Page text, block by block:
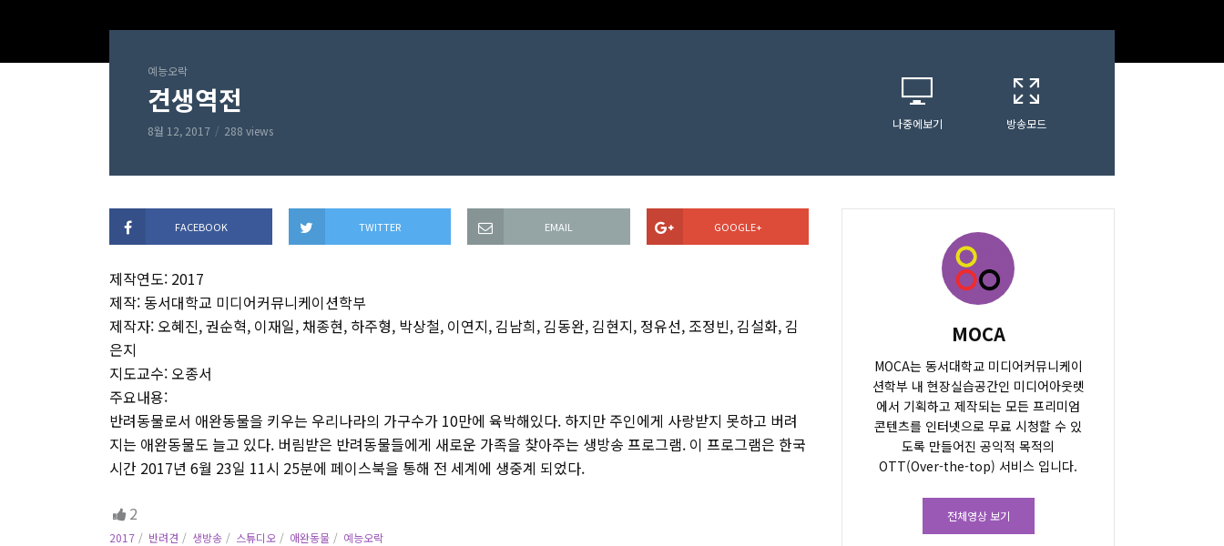
예능오락
견생역전
8월 12, 2017 288 views 나중에보기 방송모드
FACEBOOK TWITTER EMAIL GOOGLE+
제작연도: 2017
제작: 동서대학교 미디어커뮤니케이션학부
제작자: 오혜진, 권순혁, 이재일, 채종현, 하주형, 박상철, 이연지, 김남희, 김동완, 김현지, 정유선, 조정빈, 김설화, 김
은지
지도교수: 오종서
주요내용:
반려동물로서 애완동물을 키우는 우리나라의 가구수가 10만에 육박해있다. 하지만 주인에게 사랑받지 못하고 버려
지는 애완동물도 늘고 있다. 버림받은 반려동물들에게 새로운 가족을 찾아주는 생방송 프로그램. 이 프로그램은 한국
시간 2017년 6월 23일 11시 25분에 페이스북을 통해 전 세계에 생중계 되었다.
2
2017 반려견 생방송 스튜디오 애완동물 예능오락
MOCA
MOCA는 동서대학교 미디어커뮤니케이
션학부 내 현장실습공간인 미디어아웃렛
에서 기획하고 제작되는 모든 프리미엄
콘텐츠를 인터넷으로 무료 시청할 수 있
도록 만들어진 공익적 목적의
OTT(Over-the-top) 서비스 입니다.
전체영상 보기